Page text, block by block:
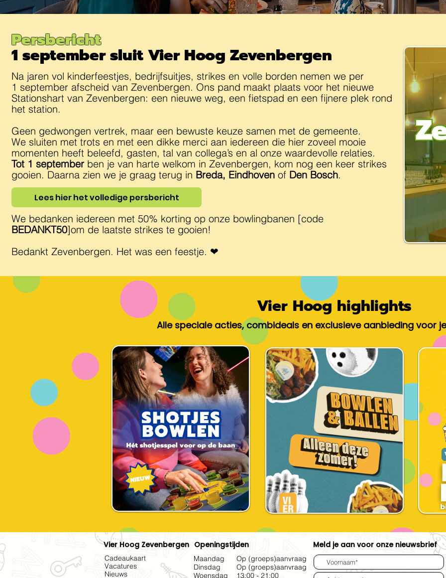
Persbericht
1 september sluit Vier Hoog Zevenbergen
Na jaren vol kinderfeestjes, bedrijfsuitjes, strikes en volle borden nemen we per
1 september afscheid van Zevenbergen. Ons pand maakt plaats voor het nieuwe
Stationshart van Zevenbergen: een nieuwe weg, een fietspad en een fijnere plek rond
het station.
Geen gedwongen vertrek, maar een bewuste keuze samen met de gemeente.
We sluiten met trots en met een dikke merci aan iedereen die hier zoveel mooie
momenten heeft beleefd, gasten, tal van collega’s en al onze waardevolle relaties.
Tot 1 september ben je van harte welkom in Zevenbergen, kom nog een keer strikes
gooien. Daarna zien we je graag terug in Breda, Eindhoven of Den Bosch.
We bedanken iedereen met 50% korting op onze bowlingbanen [code
BEDANKT50]om de laatste strikes te gooien!
Bedankt Zevenbergen. Het was een feestje. ❤
Lees hier het volledige persbericht
Vier Hoog highlights
Alle speciale acties, combideals en exclusieve aanbieding voor
Vier Hoog Zevenbergen
Cadeaukaart
Vacatures
Nieuws
Meld je aan voor onze nieuwsbrief
Openingstijden
Op (groeps)aanvraag
Op (groeps)aanvraag
13:00 - 21:00
Maandag
Dinsdag
Woensdag